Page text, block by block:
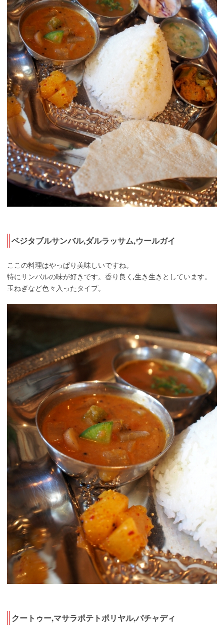
ベジタブルサンバル,ダルラッサム,ウールガイ
ここの料理はやっぱり美味しいですね。
特にサンバルの味が好きです。香り良く,生き生きとしています。
玉ねぎなど色々入ったタイプ。
クートゥー,マサラポテトポリヤル,パチャディ